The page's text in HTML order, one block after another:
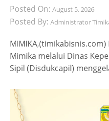
Posted On: August 5, 2026
Posted By: Administrator
Mimika melalui Dinas
Sipil (Disdukcapil)